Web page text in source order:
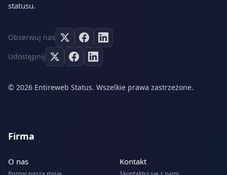
statusu.
Obserwuj nas
Udostępnij
© 2026 Entireweb Status. Wszelkie prawa zastrzeżone.
Firma
O nas Kontakt